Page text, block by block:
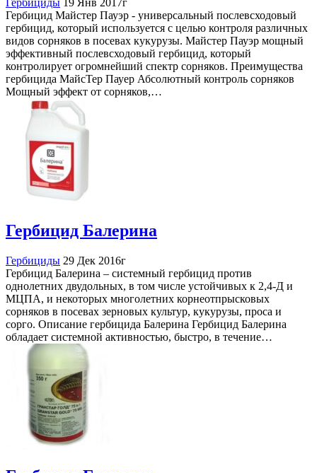
Гербициды
19 Янв 2017г
Гербицид Майстер Пауэр - универсальный послевсходовый
гербицид, который используется с целью контроля различных
видов сорняков в посевах кукурузы. Майстер Пауэр мощный
эффективный послевсходовый гербицид, который
контролирует огромнейший спектр сорняков. Преимущества
гербицида МайсТер Пауер Абсолютный контроль сорняков
Мощный эффект от сорняков,…
Гербицид Балерина
Гербициды 29 Дек 2016г
Гербицид Балерина – системный гербицид против
однолетних двудольных, в том числе устойчивых к 2,4-Д и
МЦПА, и некоторых многолетних корнеотпрысковых
сорняков в посевах зерновых культур, кукурузы, проса и
сорго. Описание гербицида Балерина Гербицид Балерина
обладает системной активностью, быстро, в течение…